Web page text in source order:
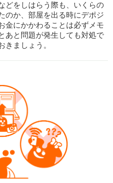
どをしはらう際も、いくらの
のか、部屋を出る時にデポジ
金にかかわることは必ずメモ
あと問題が発生しても対処で
きましょう。